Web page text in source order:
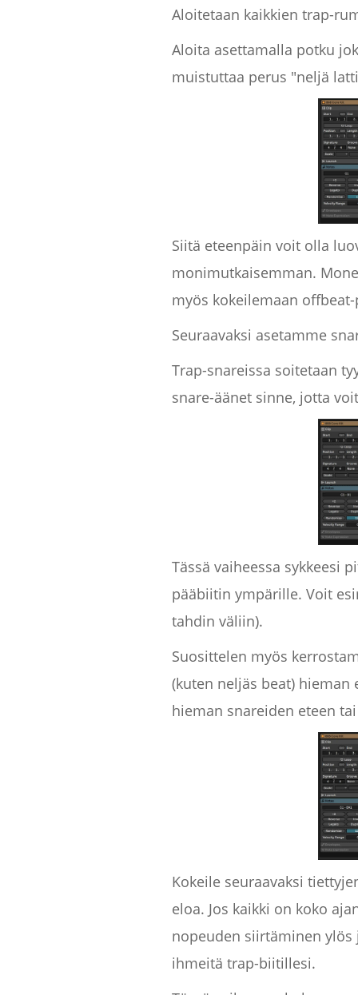
Aloitetaan kaikkien trap-
Aloita asettamalla potku
muistuttaa perus "neljä
Siitä eteenpäin voit olla
monimutkaisemman.
myös kokeilemaan
Seuraavaksi asetamme
Trap-snareissa soitetaan
snare-äänet sinne, jotta
Tässä vaiheessa sykkeesi
pääbiitin ympärille. Voit
tahdin väliin).
Suosittelen myös
(kuten neljäs beat)
hieman snareiden eteen
Kokeile seuraavaksi
eloa. Jos kaikki on koko
nopeuden siirtäminen
ihmeitä trap-biitillesi.